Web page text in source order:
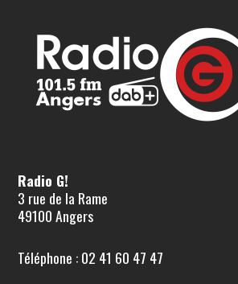
Radio G!
3 rue de la Rame
49100 Angers
Téléphone : 02 41 60 47 47